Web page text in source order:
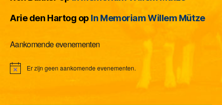
Arie den Hartog op In Memoriam Willem Mütze
Aankomende evenementen
c
Er zijn geen aankomende evenementen.